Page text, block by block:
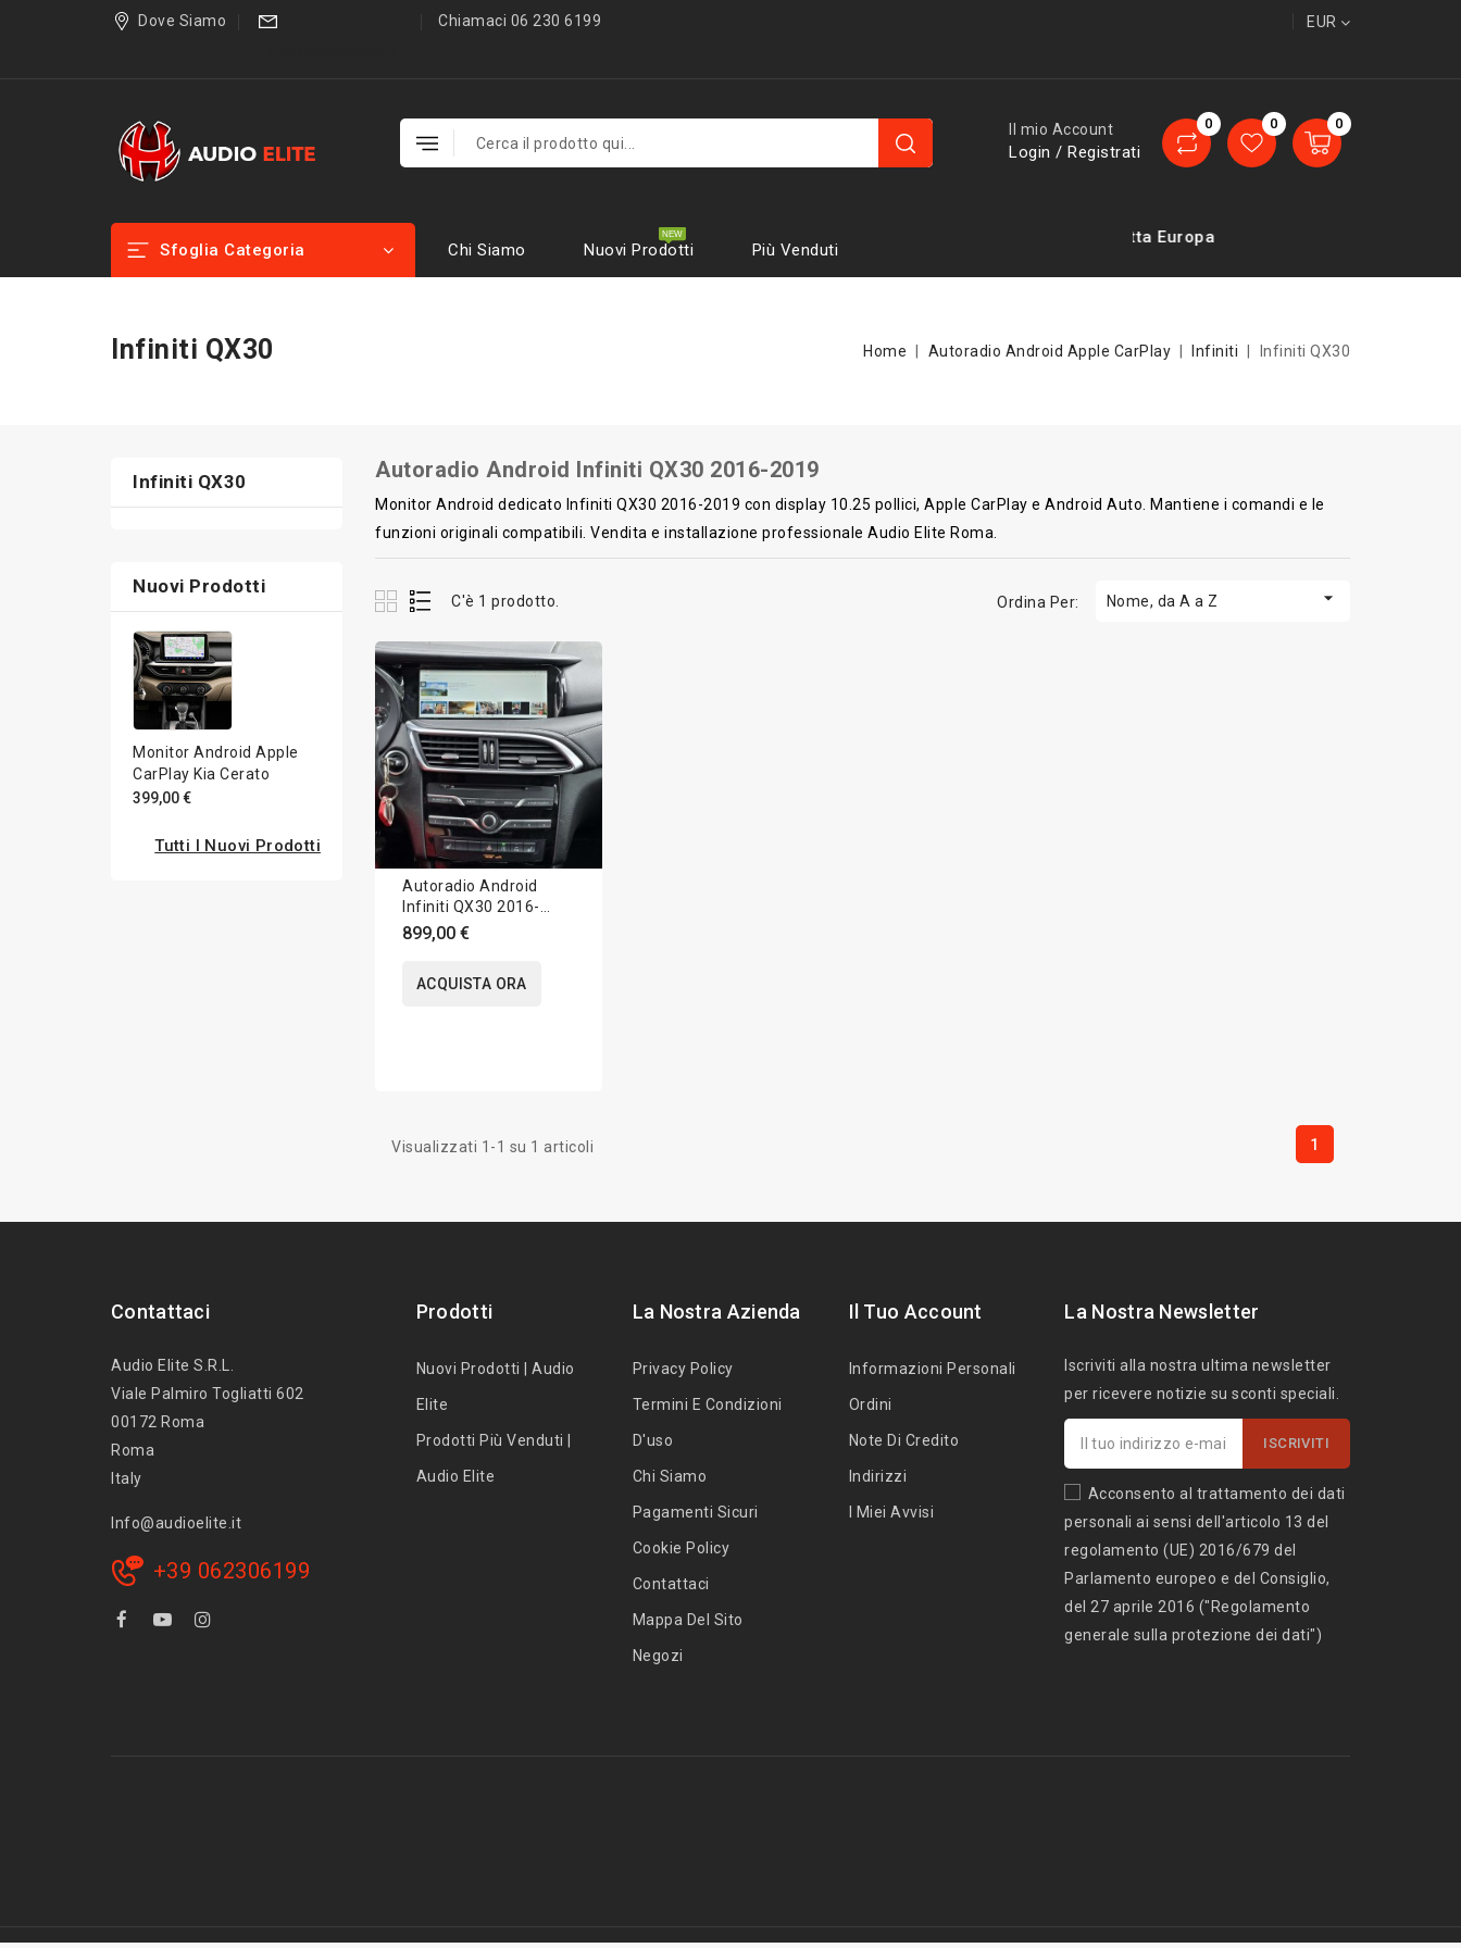
Dove Siamo
Chiamaci 06 230 6199 EUR
0
0
0
Il mio Account
Login / Registrati
Sfoglia Categoria Chi Siamo Nuovi Prodotti Più Venduti
Consegne in tutta Europa
Infiniti QX30 Home Autoradio Android Apple CarPlay Infiniti Infiniti QX30
Infiniti QX30
Nuovi Prodotti
Monitor Android Apple
CarPlay Kia Cerato
399,00 €
Tutti I Nuovi Prodotti
Autoradio Android Infiniti QX30 2016-2019
Monitor Android dedicato Infiniti QX30 2016-2019 con display 10.25 pollici, Apple CarPlay e Android Auto. Mantiene i comandi e le
funzioni originali compatibili. Vendita e installazione professionale Audio Elite Roma.
C'è 1 prodotto. Ordina Per: Nome, da A a Z 
Autoradio Android
Infiniti QX30 2016-
2019 Apple CarPlay
10.25 pollici
899,00 €
ACQUISTA ORA
Visualizzati 1-1 su 1 articoli 1
Contattaci
Audio Elite S.r.l.
Viale Palmiro Togliatti 602
00172 Roma
Roma
Italy
Info@audioelite.it
+39 062306199
Prodotti
Nuovi Prodotti | Audio
Elite
Prodotti Più Venduti |
Audio Elite
La Nostra Azienda
Privacy Policy
Termini E Condizioni
D'uso
Chi Siamo
Pagamenti Sicuri
Cookie Policy
Contattaci
Mappa Del Sito
Negozi
Il Tuo Account
Informazioni Personali
Ordini
Note Di Credito
Indirizzi
I Miei Avvisi
La Nostra Newsletter
Iscriviti alla nostra ultima newsletter
per ricevere notizie su sconti speciali.
Acconsento al trattamento dei dati
personali ai sensi dell'articolo 13 del
regolamento (UE) 2016/679 del
Parlamento europeo e del Consiglio,
del 27 aprile 2016 ("Regolamento
generale sulla protezione dei dati")